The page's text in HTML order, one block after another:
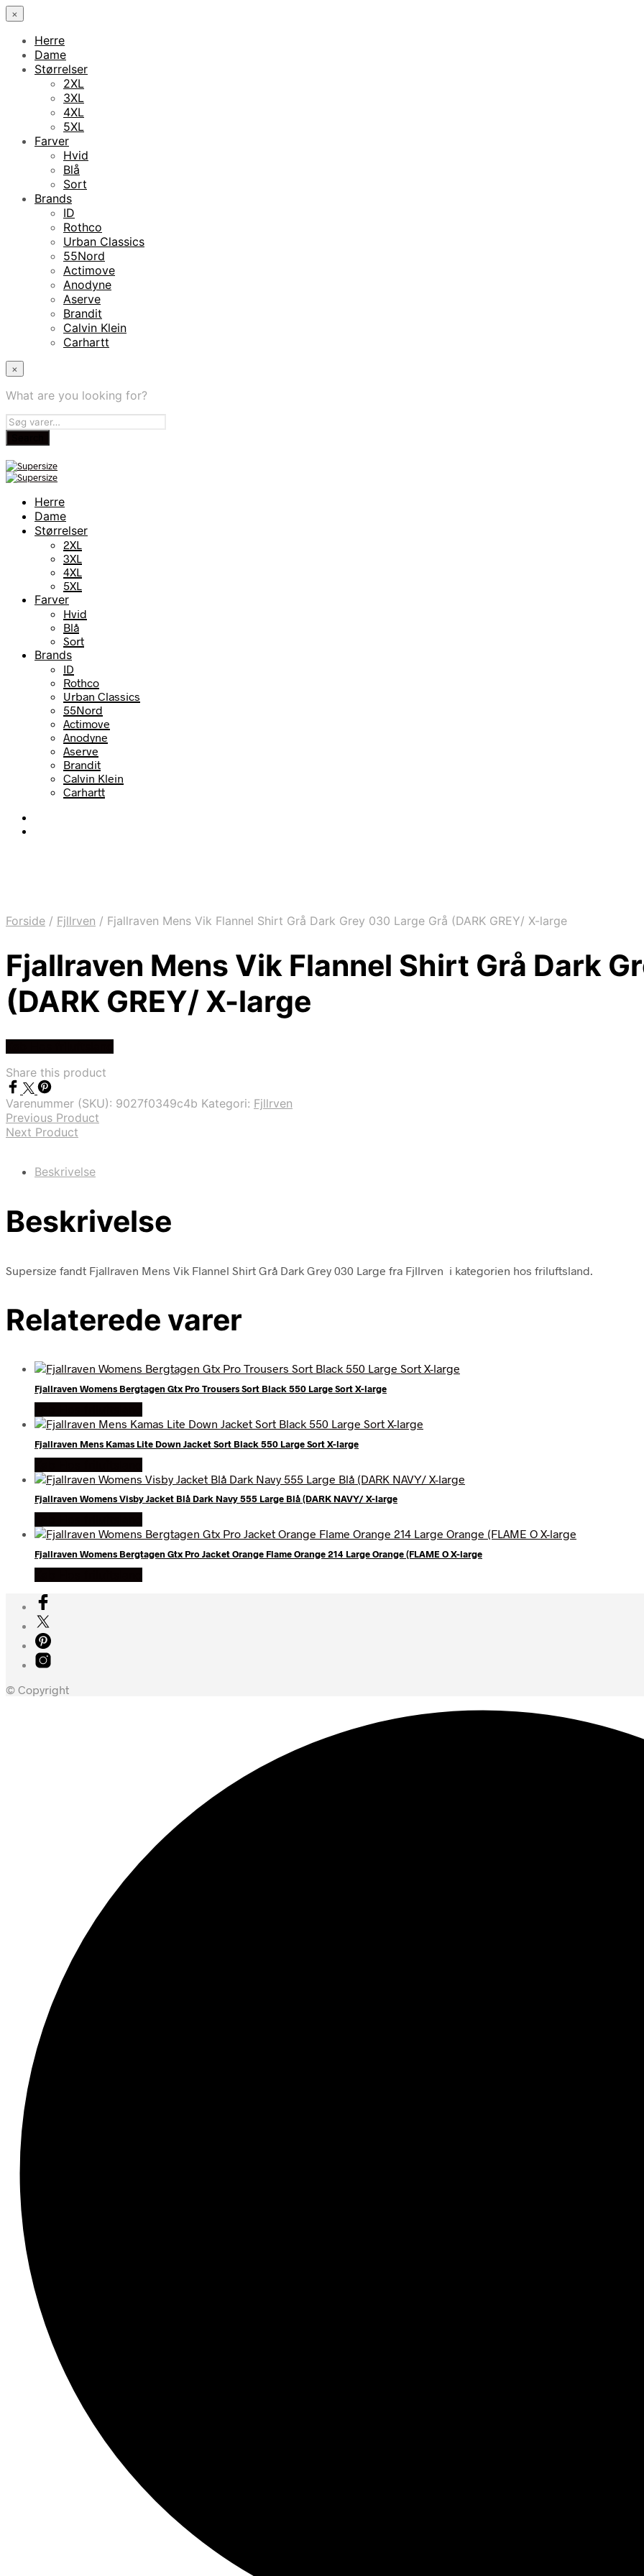
×
Herre
Dame
Størrelser
2XL
3XL
4XL
5XL
Farver
Hvid
Blå
Sort
Brands
ID
Rothco
Urban Classics
55Nord
Actimove
Anodyne
Aserve
Brandit
Calvin Klein
Carhartt
×
What are you looking for?
Herre
Dame
Størrelser
2XL
3XL
4XL
5XL
Farver
Hvid
Blå
Sort
Brands
ID
Rothco
Urban Classics
55Nord
Actimove
Anodyne
Aserve
Brandit
Calvin Klein
Carhartt
Forside / Fjllrven / Fjallraven Mens Vik Flannel Shirt Grå Dark Grey 030 Large Grå (DARK GREY/ X-large
Fjallraven Mens Vik Flannel Shirt Grå Dark
(DARK GREY/ X-large
Share this product
Varenummer (SKU): 9027f0349c4b Kategori: Fjllrven
Previous Product
Next Product
Beskrivelse
Beskrivelse
Supersize fandt Fjallraven Mens Vik Flannel Shirt Grå Dark Grey 030 Large fra Fjllrven i kategorien hos friluftsland.
Relaterede varer
Fjallraven Womens Bergtagen Gtx Pro Trousers Sort Black 550 Large Sort X-large
Fjallraven Mens Kamas Lite Down Jacket Sort Black 550 Large Sort X-large
Fjallraven Womens Visby Jacket Blå Dark Navy 555 Large Blå (DARK NAVY/ X-large
Fjallraven Womens Bergtagen Gtx Pro Jacket Orange Flame Orange 214 Large Orange (FLAME O X-large
© Copyright